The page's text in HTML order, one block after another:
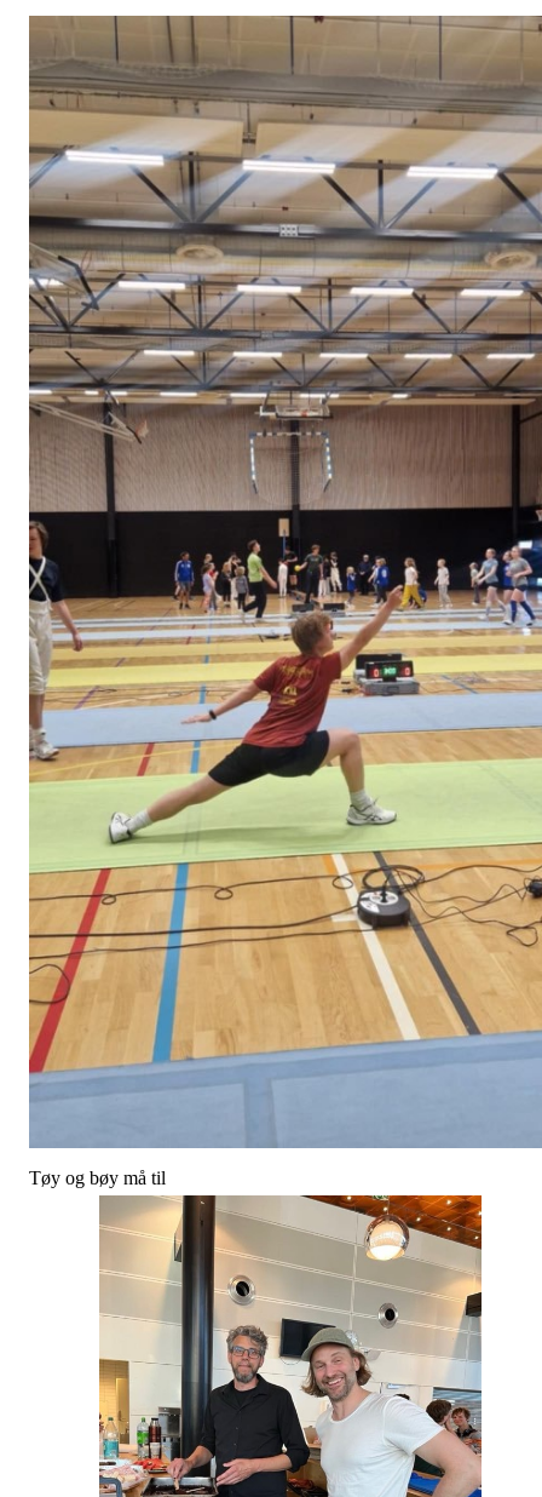
Tøy og bøy må til